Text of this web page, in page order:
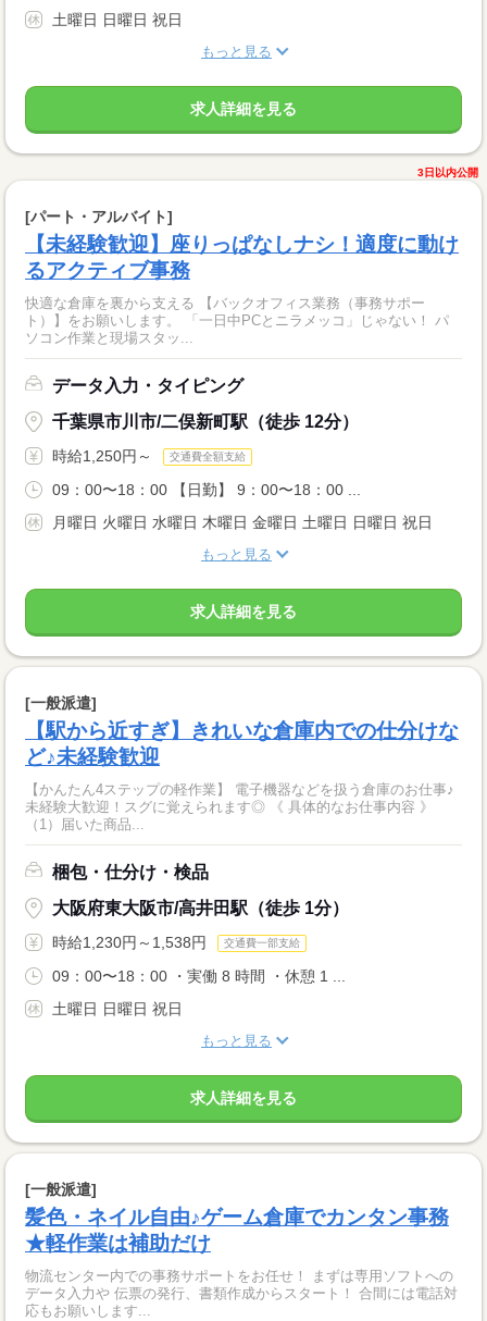
土曜日 日曜日 祝日
もっと見る
求人詳細を見る
3日以内公開
[パート・アルバイト]
【未経験歓迎】座りっぱなしナシ！適度に動け
るアクティブ事務
快適な倉庫を裏から支える 【バックオフィス業務（事務サポー
ト）】をお願いします。 「一日中PCとニラメッコ」じゃない！ パ
ソコン作業と現場スタッ...
データ入力・タイピング
千葉県市川市/二俣新町駅（徒歩 12分）
時給1,250円～ 交通費全額支給
09：00〜18：00 【日勤】 9：00〜18：00 ...
月曜日 火曜日 水曜日 木曜日 金曜日 土曜日 日曜日 祝日
もっと見る
求人詳細を見る
[一般派遣]
【駅から近すぎ】きれいな倉庫内での仕分けな
ど♪未経験歓迎
【かんたん4ステップの軽作業】 電子機器などを扱う倉庫のお仕事♪
未経験大歓迎！スグに覚えられます◎ 《 具体的なお仕事内容 》
（1）届いた商品...
梱包・仕分け・検品
大阪府東大阪市/高井田駅（徒歩 1分）
時給1,230円～1,538円 交通費一部支給
09：00〜18：00 ・実働 8 時間 ・休憩 1 ...
土曜日 日曜日 祝日
もっと見る
求人詳細を見る
[一般派遣]
髪色・ネイル自由♪ゲーム倉庫でカンタン事務
★軽作業は補助だけ
物流センター内での事務サポートをお任せ！ まずは専用ソフトへの
データ入力や 伝票の発行、書類作成からスタート！ 合間には電話対
応もお願いします...